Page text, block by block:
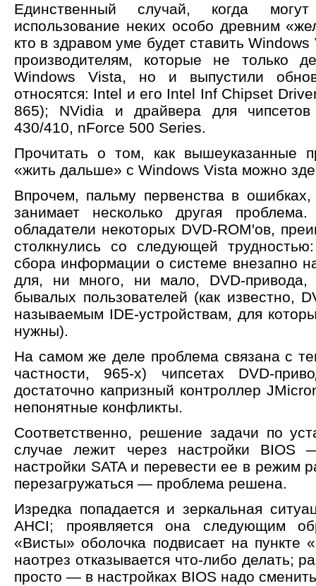
Единственный случай, когда могут
использование неких особо древним
кто в здравом уме будет ставить
производителям, которые не только
Windows Vista, но и выпустили
относятся: Intel и его Intel Inf Chipset
865); NVidia и драйвера для
430/410, nForce 500 Series.
Прочитать о том, как вышеуказанные
«жить дальше» с Windows Vista можно
Впрочем, пальму первенства в
занимает несколько другая
обладатели некоторых DVD-ROM'ов,
столкнулись со следующей
сбора информации о системе внезапно
для, ни много, ни мало, DVD-привода,
бывалых пользователей (как известно,
называемым IDE-устройствам, для
нужны).
На самом же деле проблема связана с
частности, 965-х) чипсетах DVD-
достаточно капризный контроллер
непонятные конфликты.
Соответственно, решение задачи по
случае лежит через настройки BIOS
настройки SATA и перевести ее в режим
перезагружаться — проблема решена.
Изредка попадается и зеркальная
AHCI; проявляется она следующим
«Висты» оболочка подвисает на пункте
наотрез отказывается что-либо делать;
просто — в настройках BIOS надо